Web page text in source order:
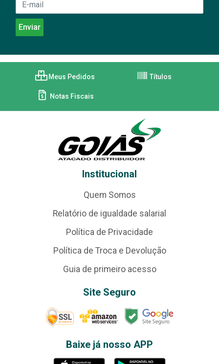
Meus Pedidos Títulos
Notas Fiscais
Institucional
Quem Somos
Relatório de igualdade salarial
Política de Privacidade
Política de Troca e Devolução
Guia de primeiro acesso
Site Seguro
Baixe já nosso APP